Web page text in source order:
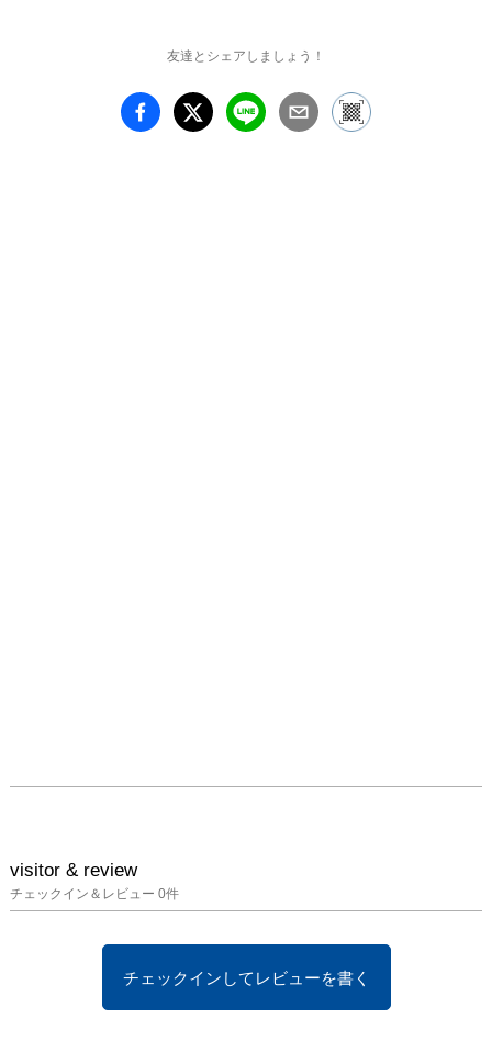
■ webページ
友達とシェアしましょう！
visitor & review
チェックイン＆レビュー 0件
チェックインしてレビューを書く